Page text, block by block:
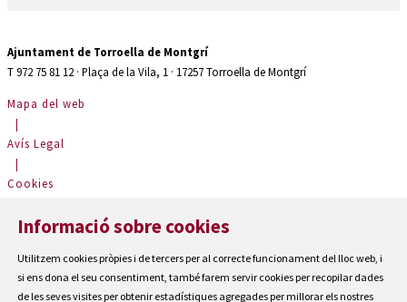
Ajuntament de Torroella de Montgrí
T 972 75 81 12 · Plaça de la Vila, 1 · 17257 Torroella de Montgrí
Mapa del web
|
Avís Legal
|
Cookies
Contactar
Accessibilitat
Informació sobre cookies
Utilitzem cookies pròpies i de tercers per al correcte funcionament del lloc web, i
si ens dona el seu consentiment, també farem servir cookies per recopilar dades
de les seves visites per obtenir estadístiques agregades per millorar els nostres